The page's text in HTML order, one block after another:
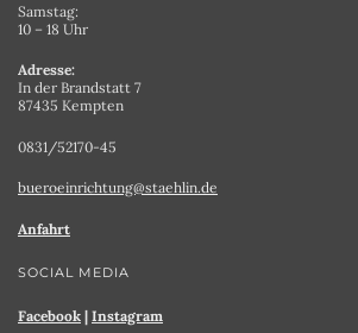
Samstag:
10 – 18 Uhr
Adresse:
In der Brandstatt 7
87435 Kempten
0831/52170-45
bueroeinrichtung@staehlin.de
Anfahrt
SOCIAL MEDIA
Facebook | Instagram